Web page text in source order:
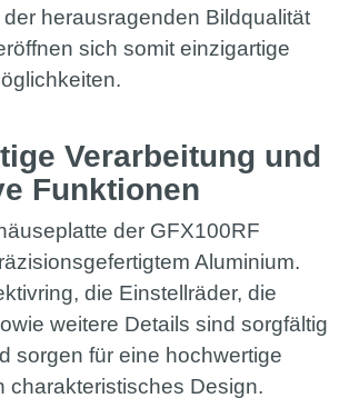
herausragenden Bildqualität
sich somit einzigartige
Verarbeitung und
Funktionen
der GFX100RF
Aluminium.
die Einstellräder, die
weitere Details sind sorgfältig
sorgen für eine hochwertige
charakteristisches Design.